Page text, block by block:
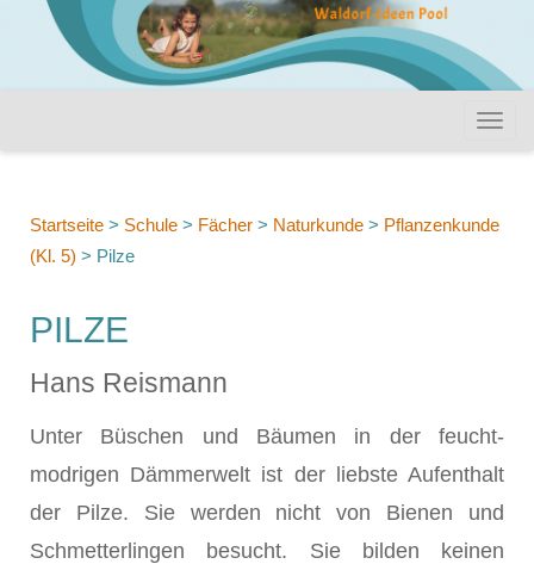
Startseite > Schule > Fächer > Naturkunde > Pflanzenkunde
(Kl. 5) > Pilze
PILZE
Hans Reismann
Unter Büschen und Bäumen in der feucht-
modrigen Dämmerwelt ist der liebste Aufenthalt
der Pilze. Sie werden nicht von Bienen und
Schmetterlingen besucht. Sie bilden keinen